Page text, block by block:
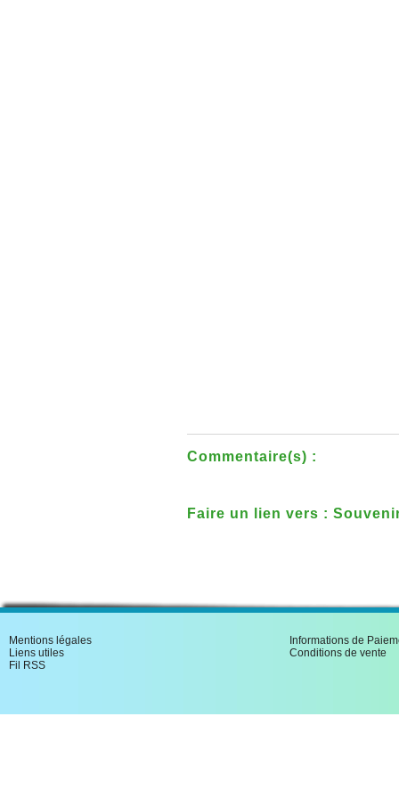
Commentaire(s) :
Faire un lien vers :
Mentions légales
Liens utiles
Fil RSS
Informations de
Conditions de vente